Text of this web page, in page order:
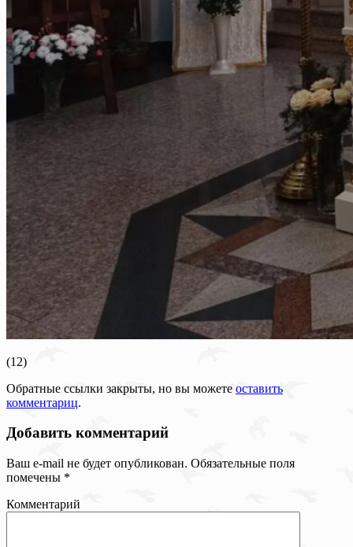
(12)
Обратные ссылки закрыты, но вы можете оставить
комментариц.
Добавить комментарий
Ваш e-mail не будет опубликован. Обязательные поля
помечены *
Комментарий